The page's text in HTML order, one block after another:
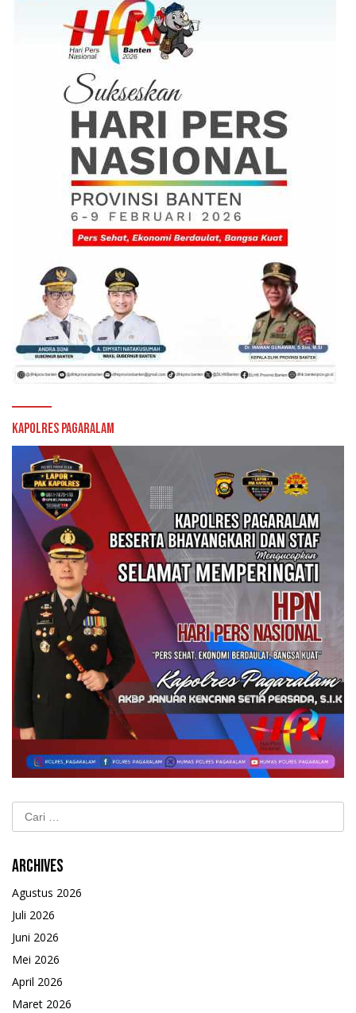
Kapolres Pagaralam
Archives
Agustus 2026
Juli 2026
Juni 2026
Mei 2026
April 2026
Maret 2026